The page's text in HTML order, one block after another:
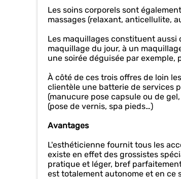
Les soins corporels sont
massages (relaxant, anticellulite,
Les maquillages constituent aussi
maquillage du jour, à un
une soirée déguisée par exemple,
À côté de ces trois offres de loin
clientèle une batterie de services
(manucure pose capsule ou de gel,
(pose de vernis, spa pieds…)
Avantages
L'esthéticienne fournit tous les
existe en effet des grossistes
pratique et léger, bref
est totalement autonome et en ce